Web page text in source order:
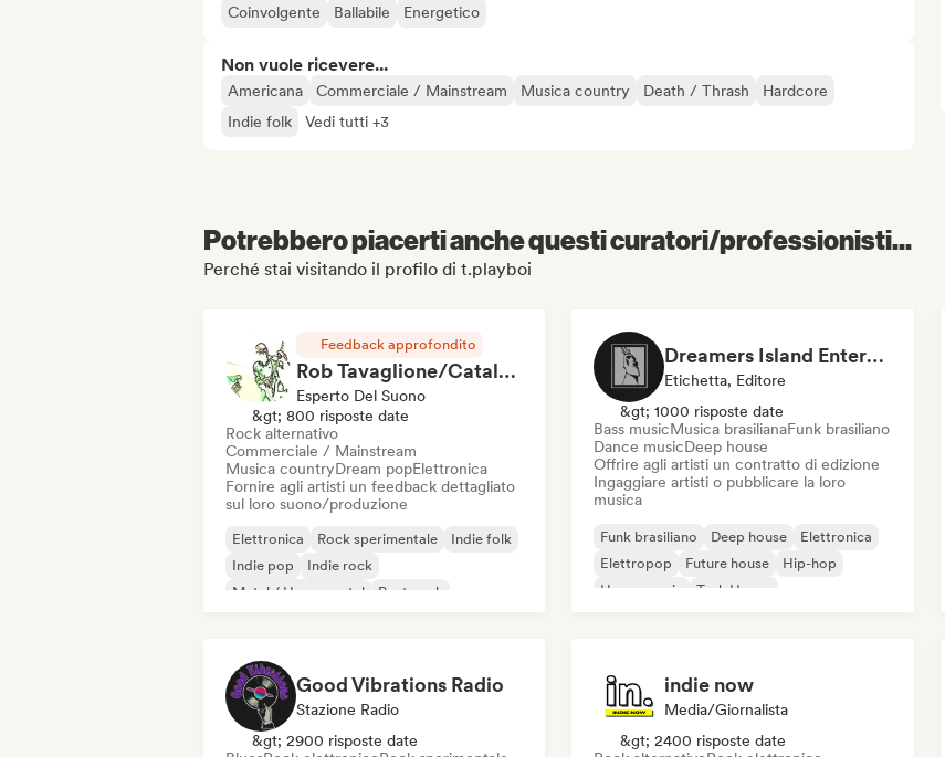
Coinvolgente Ballabile Energetico
Non vuole ricevere...
Americana Commerciale / Mainstream Musica country Death / Thrash
Hardcore
Indie folk
Vedi tutti +3
Potrebbero piacerti anche questi curatori/professionisti...
Perché stai visitando il profilo di t.playboi
Feedback approfondito
Rob Tavaglione/Catalyst Recording
Esperto Del Suono
&gt; 800 risposte date
Rock alternativo
Commerciale / Mainstream
Musica countryDream popElettronica
Fornire agli artisti un feedback dettagliato
sul loro suono/produzione
Elettronica Rock sperimentale
Indie folk
Indie pop
Indie rock
Metal / Heavy metal
Post punk
Dreamers Island Entertainment
Etichetta, Editore
&gt; 1000 risposte date
Bass musicMusica brasilianaFunk brasiliano
Dance musicDeep house
Offrire agli artisti un contratto di edizione
Ingaggiare artisti o pubblicare la loro
musica
Funk brasiliano Deep house
Elettronica
Elettropop
Future house
Hip-hop
House music
Tech House
Good Vibrations Radio
Stazione Radio
&gt; 2900 risposte date
indie now
Media/Giornalista
&gt; 2400 risposte date